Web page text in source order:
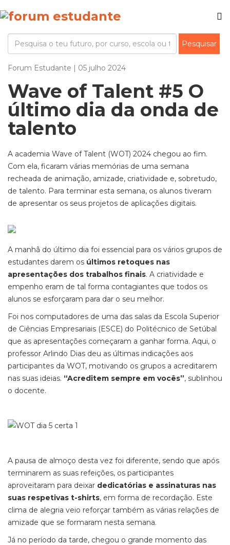
Forum Estudante | 05 julho 2024
Wave of Talent #5 O
último dia da onda de
talento
A academia Wave of Talent (WOT) 2024 chegou ao fim.
Com ela, ficaram várias memórias de uma semana
recheada de animação, amizade, criatividade e, sobretudo,
de talento. Para terminar esta semana, os alunos tiveram
de apresentar os seus projetos de aplicações digitais.
A manhã do último dia foi essencial para os vários grupos de
estudantes darem os últimos retoques nas
apresentações dos trabalhos finais. A criatividade e
empenho eram de tal forma contagiantes que todos os
alunos se esforçaram para dar o seu melhor.
Foi nos computadores de uma das salas da Escola Superior
de Ciências Empresariais (ESCE) do Politécnico de Setúbal
que as apresentações começaram a ganhar forma. Aqui, o
professor Arlindo Dias deu as últimas indicações aos
participantes da WOT, motivando os grupos a acreditarem
nas suas ideias. “Acreditem sempre em vocês”, sublinhou
o docente.
A pausa de almoço desta vez foi diferente, sendo que após
terminarem as suas refeições, os participantes
aproveitaram para deixar dedicatórias e assinaturas nas
suas respetivas t-shirts, em forma de recordação. Este
clima de alegria veio reforçar também as várias relações de
amizade que se formaram nesta semana.
Já no período da tarde, chegou o grande momento das